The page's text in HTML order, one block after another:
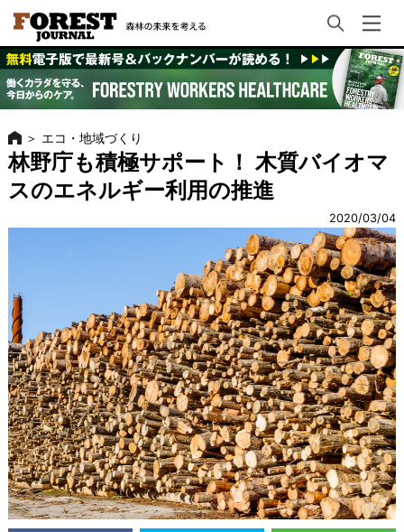
＞ エコ・地域づくり
林野庁も積極サポート！ 木質バイオマ
スのエネルギー利用の推進
2020/03/04